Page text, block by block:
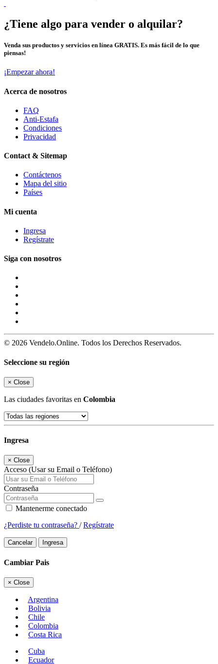
¿Tiene algo para vender o alquilar?
Venda sus productos y servicios en línea GRATIS. Es más fácil de lo que
piensas!
¡Empezar ahora!
Acerca de nosotros
FAQ
Anti-Estafa
Condiciones
Privacidad
Contact & Sitemap
Contáctenos
Mapa del sitio
Países
Mi cuenta
Ingresa
Regístrate
Siga con nosotros
© 2026 Vendelo.Online. Todos los Derechos Reservados.
Seleccione su región
× Close
Las ciudades favoritas en Colombia
Ingresa
× Close
Acceso (Usar su Email o Teléfono)
Contraseña
Mantenerme conectado
¿Perdiste tu contraseña? /Regístrate
Cancelar Ingresa
Cambiar Pais
× Close
Argentina
Bolivia
Chile
Colombia
Costa Rica
Cuba
Ecuador